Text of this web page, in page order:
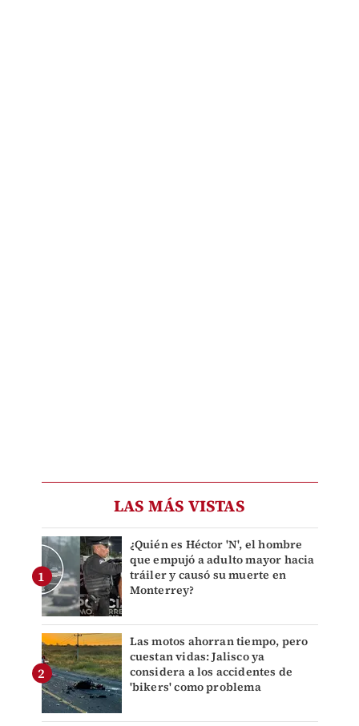
LAS MÁS VISTAS
¿Quién es Héctor 'N', el hombre
que empujó a adulto mayor hacia
tráiler y causó su muerte en
Monterrey?
Las motos ahorran tiempo, pero
cuestan vidas: Jalisco ya
considera a los accidentes de
'bikers' como problema